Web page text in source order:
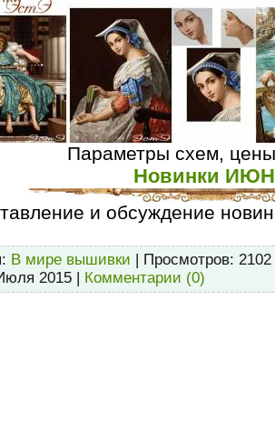
Параметры схем,
Новинки
и обсуждение
В мире вышивки | Просмотров:
2015 | Комментарии (0)